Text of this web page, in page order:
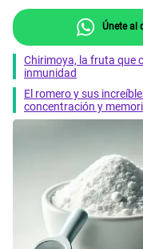
Únete al
Chirimoya, la fruta que
inmunidad
El romero y sus
concentración y